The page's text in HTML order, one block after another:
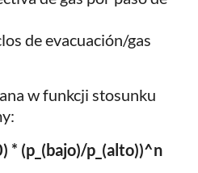
de evacuación/gas
w funkcji stosunku
* (p_(bajo)/p_(alto))^n